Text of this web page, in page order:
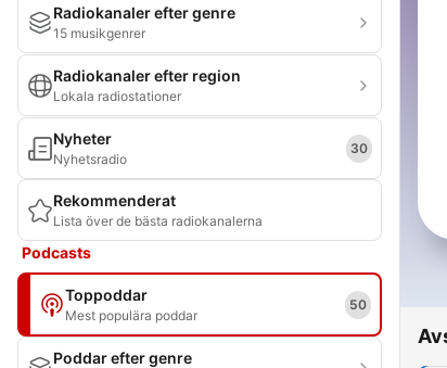
Radiokanaler efter genre
15 musikgenrer
Radiokanaler efter region
Lokala radiostationer
Nyheter
Nyhetsradio
30
Rekommenderat
Lista över de bästa radiokanalerna
Podcasts
Toppoddar
Mest populära poddar
50
Poddar efter genre